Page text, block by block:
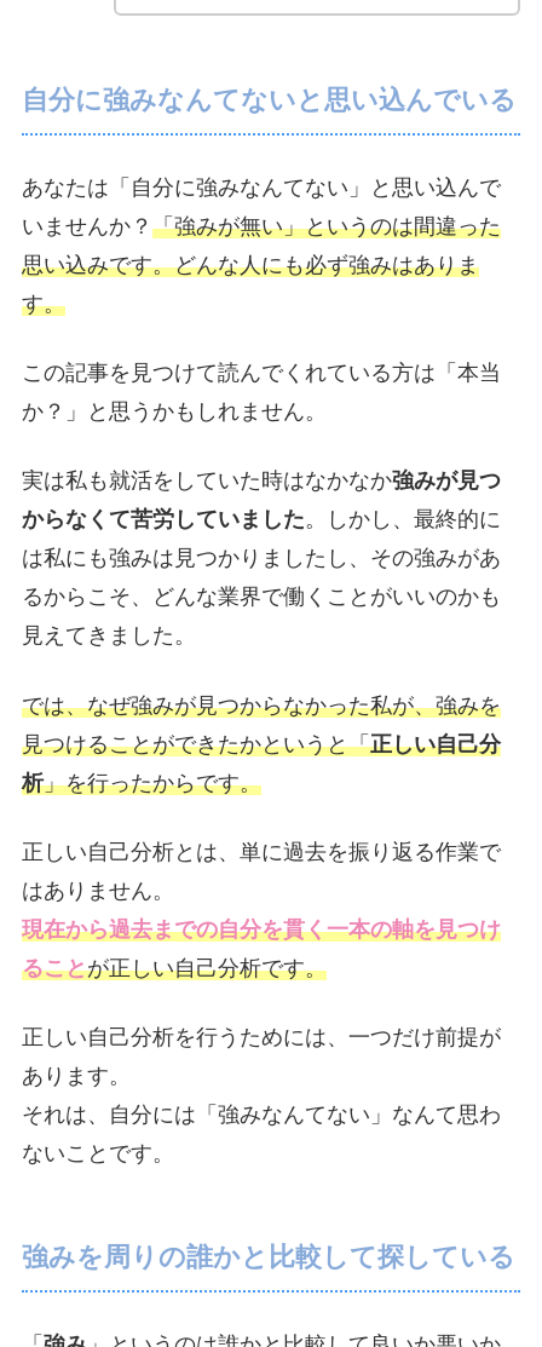
自分に強みなんてないと思い込んでいる
あなたは「自分に強みなんてない」と思い込んで
いませんか？ 「強みが無い」というのは間違った
思い込みです。どんな人にも必ず強みはありま
す。
この記事を見つけて読んでくれている方は「本当
か？」と思うかもしれません。
実は私も就活をしていた時はなかなか強みが見つ
からなくて苦労していました。しかし、最終的に
は私にも強みは見つかりましたし、その強みがあ
るからこそ、どんな業界で働くことがいいのかも
見えてきました。
では、なぜ強みが見つからなかった私が、強みを
見つけることができたかというと「正しい自己分
析」を行ったからです。
正しい自己分析とは、単に過去を振り返る作業で
はありません。
現在から過去までの自分を貫く一本の軸を見つけ
ることが正しい自己分析です。
正しい自己分析を行うためには、一つだけ前提が
あります。
それは、自分には「強みなんてない」なんて思わ
ないことです。
強みを周りの誰かと比較して探している